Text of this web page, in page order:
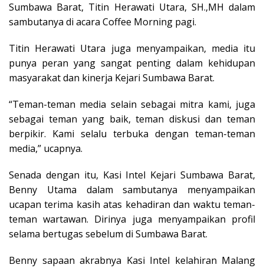
Sumbawa Barat, Titin Herawati Utara, SH.,MH dalam
sambutanya di acara Coffee Morning pagi.
Titin Herawati Utara juga menyampaikan, media itu
punya peran yang sangat penting dalam kehidupan
masyarakat dan kinerja Kejari Sumbawa Barat.
“Teman-teman media selain sebagai mitra kami, juga
sebagai teman yang baik, teman diskusi dan teman
berpikir. Kami selalu terbuka dengan teman-teman
media,” ucapnya.
Senada dengan itu, Kasi Intel Kejari Sumbawa Barat,
Benny Utama dalam sambutanya menyampaikan
ucapan terima kasih atas kehadiran dan waktu teman-
teman wartawan. Dirinya juga menyampaikan profil
selama bertugas sebelum di Sumbawa Barat.
Benny sapaan akrabnya Kasi Intel kelahiran Malang